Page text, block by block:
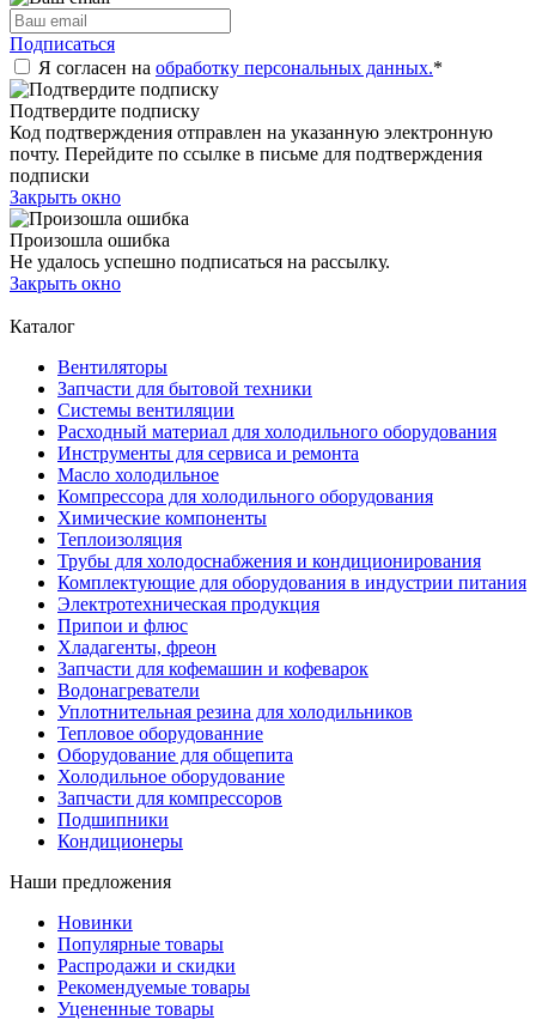
Подписаться
Я согласен на обработку персональных данных.*
Подтвердите подписку
Код подтверждения отправлен на указанную электронную
почту. Перейдите по ссылке в письме для подтверждения
подписки
Закрыть окно
Произошла ошибка
Не удалось успешно подписаться на рассылку.
Закрыть окно
Каталог
Вентиляторы
Запчасти для бытовой техники
Системы вентиляции
Расходный материал для холодильного оборудования
Инструменты для сервиса и ремонта
Масло холодильное
Компрессора для холодильного оборудования
Химические компоненты
Теплоизоляция
Трубы для холодоснабжения и кондиционирования
Комплектующие для оборудования в индустрии питания
Электротехническая продукция
Припои и флюс
Хладагенты, фреон
Запчасти для кофемашин и кофеварок
Водонагреватели
Уплотнительная резина для холодильников
Тепловое оборудованние
Оборудование для общепита
Холодильное оборудование
Запчасти для компрессоров
Подшипники
Кондиционеры
Наши предложения
Новинки
Популярные товары
Распродажи и скидки
Рекомендуемые товары
Уцененные товары